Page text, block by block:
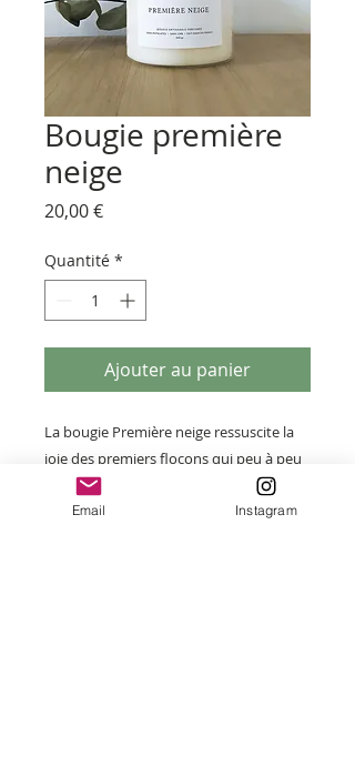
Bougie première
neige
20,00 €Prix
Quantité *
Ajouter au panier
La bougie Première neige ressuscite la
joie des premiers flocons qui peu à peu
vont revêtir toits et forêts d’un épais
manteau blanc. Fermez les yeux et
Email Instagram